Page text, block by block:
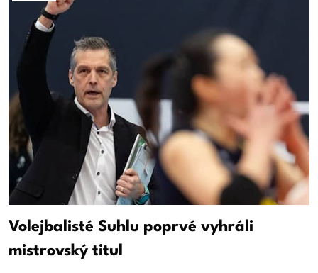
Volejbalisté Suhlu poprvé vyhráli
mistrovský titul